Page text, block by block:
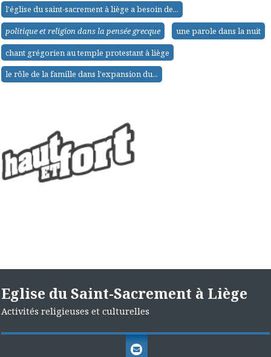
l'église du saint-sacrement à liège a besoin de...
politique et religion dans la pensée grecque
une parole dans la nuit
chant grégorien au temple protestant à liège
le rôle de la famille dans l'expansion du...
Eglise du Saint-Sacrement à Liège
Activités religieuses et culturelles